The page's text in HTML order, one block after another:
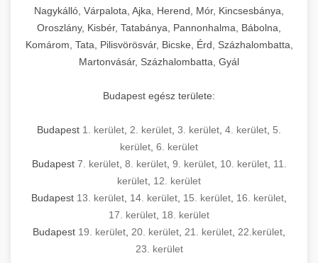
Nagykálló, Várpalota, Ajka, Herend, Mór, Kincsesbánya,
Oroszlány, Kisbér, Tatabánya, Pannonhalma, Bábolna,
Komárom, Tata, Pilisvörösvár, Bicske, Érd, Százhalombatta,
Martonvásár, Százhalombatta, Gyál
Budapest egész területe:
Budapest 1. kerület 2. kerület 3. kerület 4. kerület 5.
kerület 6. kerület
Budapest 7. kerület, 8. kerület, 9. kerület, 10. kerület, 11.
kerület 12. kerület
Budapest 13. kerület 14. kerület 15. kerület 16. kerület
17. kerület 18. kerület
Budapest 19. kerület 20. kerület 21. kerület 22.kerület
23. kerület